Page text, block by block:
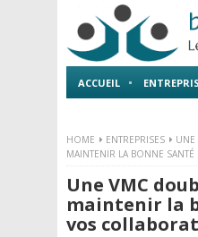
ACCUEIL
HOME ENTREPRISES
UNE
MAINTENIR LA BONNE
Une VMC
maintenir la
vos